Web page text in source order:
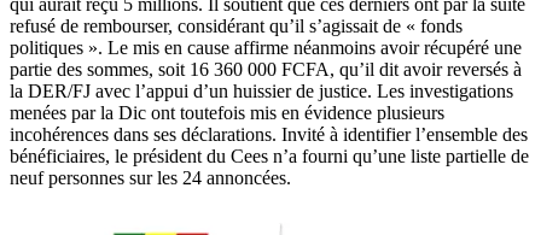
refusé de rembourser, considérant qu’il s’agissait de « fonds
politiques ». Le mis en cause affirme néanmoins avoir récupéré une
partie des sommes, soit 16 360 000 FCFA, qu’il dit avoir reversés à
la DER/FJ avec l’appui d’un huissier de justice. Les investigations
menées par la Dic ont toutefois mis en évidence plusieurs
incohérences dans ses déclarations. Invité à identifier l’ensemble des
bénéficiaires, le président du Cees n’a fourni qu’une liste partielle de
neuf personnes sur les 24 annoncées.